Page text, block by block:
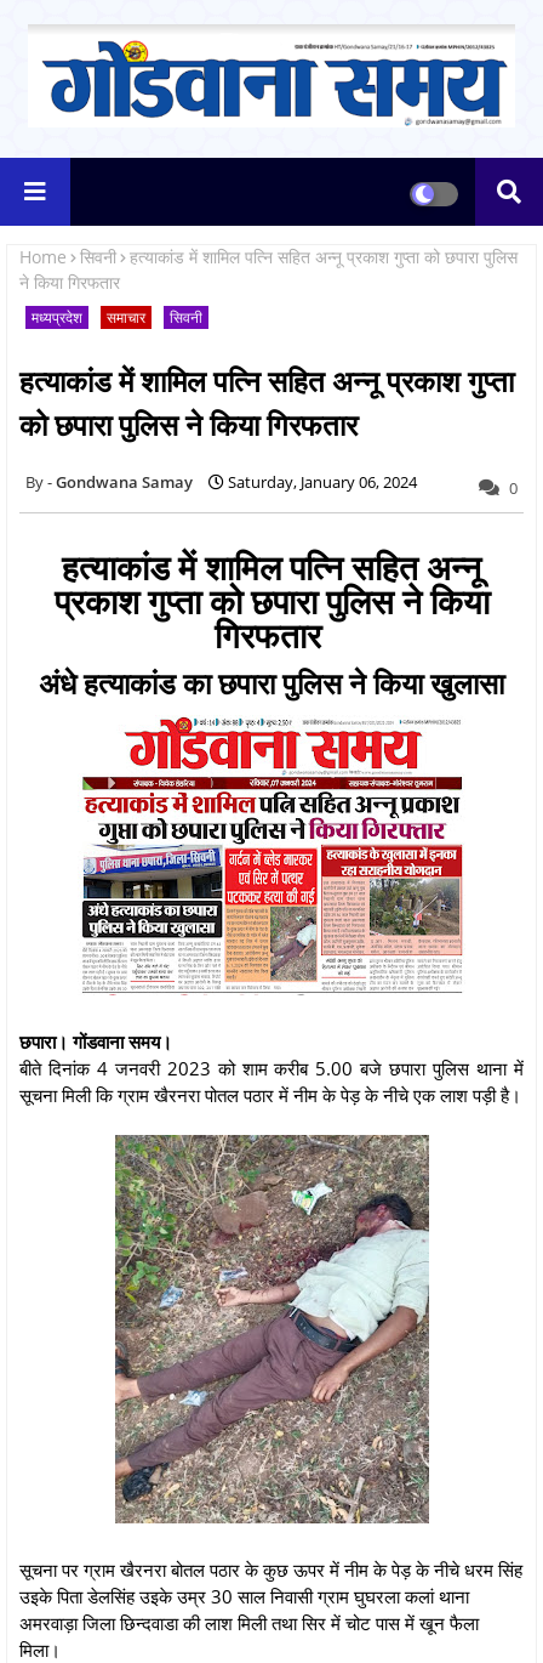
Home सिवनी हत्याकांड में शामिल पत्नि सहित अन्नू प्रकाश गुप्ता को छपारा पुलिस
ने किया गिरफतार
मध्यप्रदेश समाचार सिवनी
हत्याकांड में शामिल पत्नि सहित अन्नू प्रकाश गुप्ता
को छपारा पुलिस ने किया गिरफतार
Gondwana Samay Saturday, January 06, 2024 0
हत्याकांड में शामिल पत्नि सहित अन्नू
प्रकाश गुप्ता को छपारा पुलिस ने किया
गिरफतार
अंधे हत्याकांड का छपारा पुलिस ने किया खुलासा
छपारा। गोंडवाना समय।
बीते दिनांक 4 जनवरी 2023 को शाम करीब 5.00 बजे छपारा पुलिस थाना में
सूचना मिली कि ग्राम खैरनरा पोतल पठार में नीम के पेड़ के नीचे एक लाश पड़ी है।
सूचना पर ग्राम खैरनरा बोतल पठार के कुछ ऊपर में नीम के पेड़ के नीचे धरम सिंह
उइके पिता डेलसिंह उइके उम्र 30 साल निवासी ग्राम घुघरला कलां थाना
अमरवाड़ा जिला छिन्दवाडा की लाश मिली तथा सिर में चोट पास में खून फैला
मिला।